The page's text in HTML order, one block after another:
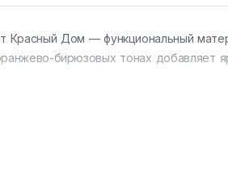
Дом — функциональный
бирюзовых тонах добавляет
цветы, листья в динамичном